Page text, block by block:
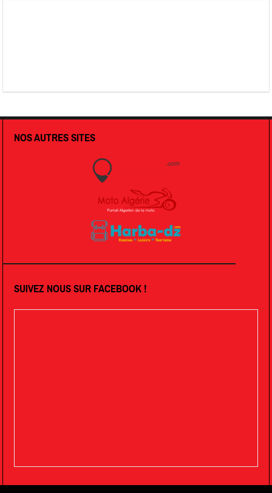
NOS AUTRES SITES
SUIVEZ NOUS SUR FACEBOOK !